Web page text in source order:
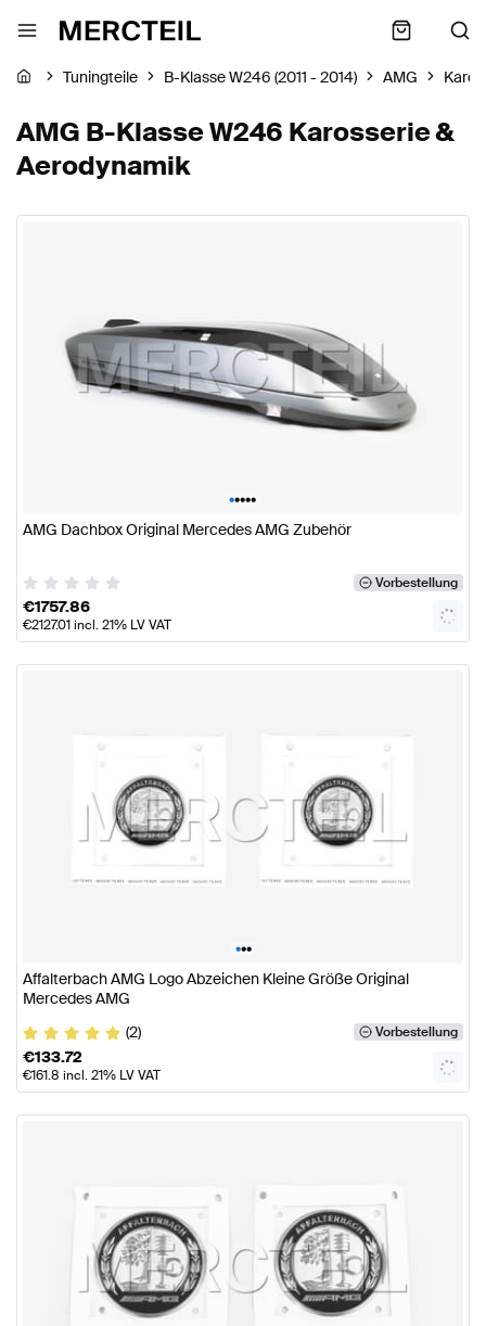
Tuningteile B-Klasse W246 (2011 - 2014) AMG
AMG B-Klasse W246 Karosserie &
Aerodynamik
•••••
AMG Dachbox Original Mercedes AMG Zubehör
Vorbestellung
€1757.86
€2127.01incl. 21% LV VAT
•••
Affalterbach AMG Logo Abzeichen Kleine Größe Original
Mercedes AMG
(2)
Vorbestellung
€133.72
€161.8 incl. 21% LV VAT